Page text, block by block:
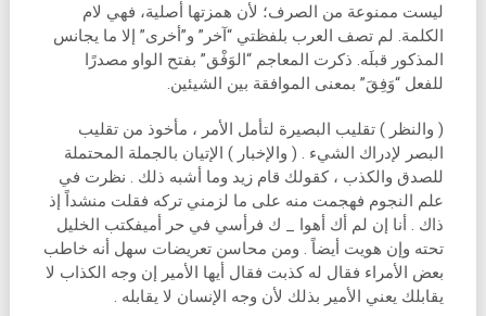
ليست ممنوعة من الصرف؛ لأن همزتها أصلية، فهي لام
الكلمة. لم تصف العرب بلفظتي “آخر” و”أخرى” إلا ما يجانس
المذكور قبلَه. ذكرت المعاجم “الوَفْق” بفتح الواو مصدرًا
للفعل “وَفِقَ” بمعنى الموافقة بين الشيئين.
( والنظر ) تقليب البصيرة لتأمل الأمر ، مأخوذ من تقليب
البصر لإدراك الشيء . ( والإخبار ) الإتيان بالجملة المحتملة
للصدق والكذب ، كقولك قام زيد وما أشبه ذلك . نظرت في
علم النجوم فهجمت منه على ما لزمني تركه فقلت منشداً إذ
ذاك . أنا إن لم أك أهوا _ ك فرأسي في حر أميفكتب الخليل
تحته وإن هويت أيضاً . ومن محاسن تعريضات سهل أنه خاطب
بعض الأمراء فقال له كذبت فقال أيها الأمير إن وجه الكذاب لا
يقابلك يعني الأمير بذلك لأن وجه الإنسان لا يقابله .